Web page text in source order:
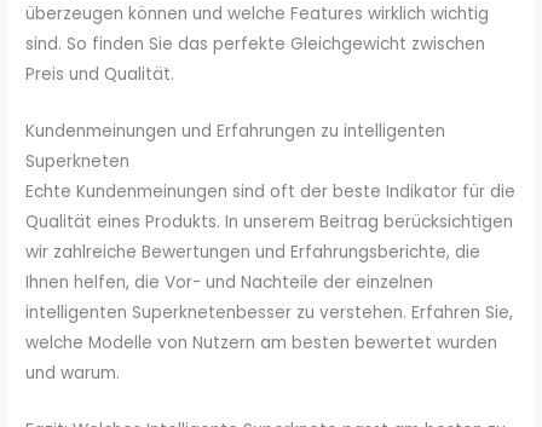
überzeugen können und welche Features wirklich wichtig
sind. So finden Sie das perfekte Gleichgewicht zwischen
Preis und Qualität.
Kundenmeinungen und Erfahrungen zu intelligenten
Superkneten
Echte Kundenmeinungen sind oft der beste Indikator für die
Qualität eines Produkts. In unserem Beitrag berücksichtigen
wir zahlreiche Bewertungen und Erfahrungsberichte, die
Ihnen helfen, die Vor- und Nachteile der einzelnen
intelligenten Superknetenbesser zu verstehen. Erfahren Sie,
welche Modelle von Nutzern am besten bewertet wurden
und warum.